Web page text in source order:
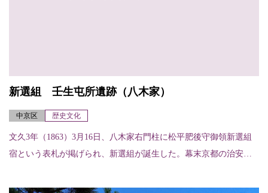
新選組 壬生屯所遺跡（八木家）
中京区 歴史文化
文久3年（1863）3月16日、八木家右門柱に松平肥後守御領新選組
宿という表札が掲げられ、新選組が誕生した。幕末京都の治安を
居に残る刀...